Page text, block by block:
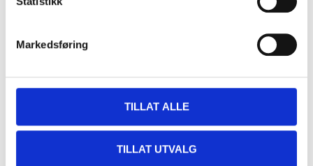
Markedsføring
TILLAT ALLE
TILLAT UTVALG
Relaterte produkter